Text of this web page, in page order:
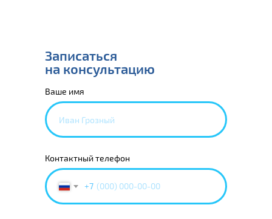
Ваше имя
Контактный телефон
+7
Записаться
на консультацию